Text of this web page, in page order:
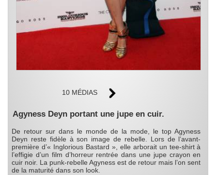
10 MÉDIAS
Agyness Deyn portant une jupe en cuir.
De retour sur dans le monde de la mode, le top Agyness
Deyn reste fidèle à son image de rebelle. Lors de l’avant-
première d’« Inglorious Bastard », elle arborait un tee-shirt à
l’effigie d’un film d’horreur rentrée dans une jupe crayon en
cuir noir. La punk-rebelle Agyness est de retour mais l’on sent
de la maturité dans son look.